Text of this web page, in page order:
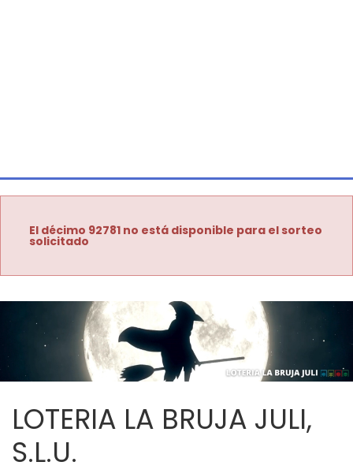
El décimo 92781 no está disponible para el sorteo
solicitado
LOTERIA LA BRUJA JULI,
S.L.U.